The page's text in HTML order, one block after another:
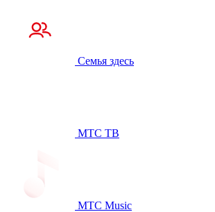
Семья здесь
МТС ТВ
МТС Music